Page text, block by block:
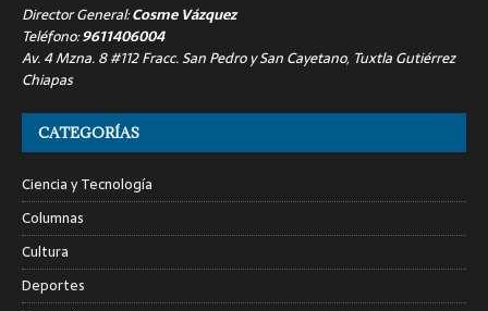
Director General:Cosme Vázquez
Teléfono:9611406004
Av. 4 Mzna. 8 #112 Fracc. San Pedro y San Cayetano, Tuxtla Gutiérrez
Chiapas
CATEGORÍAS
Ciencia y Tecnología
Columnas
Cultura
Deportes